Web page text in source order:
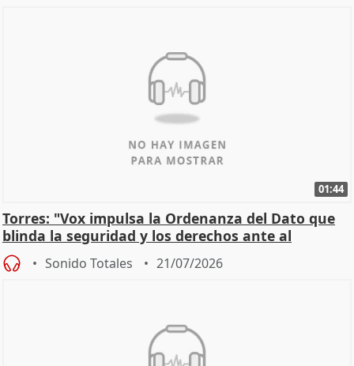
01:44
Torres: "Vox impulsa la Ordenanza del Dato que
blinda la seguridad y los derechos ante al
control"
Sonido Totales 21/07/2026